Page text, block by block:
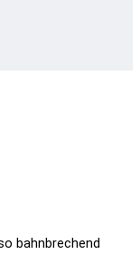
bahnbrechend